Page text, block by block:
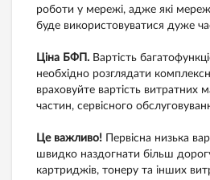
роботи у мережі, адже які
буде використовуватися дуже
Ціна БФП. Вартість
необхідно розглядати
враховуйте вартість витратних
частин, сервісного
Це важливо! Первісна низька
швидко наздогнати більш
картриджів, тонеру та інших